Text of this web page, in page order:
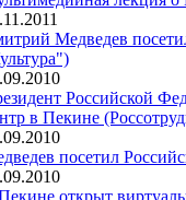
Медведев
Российской
в Пекине
посетил
открыт